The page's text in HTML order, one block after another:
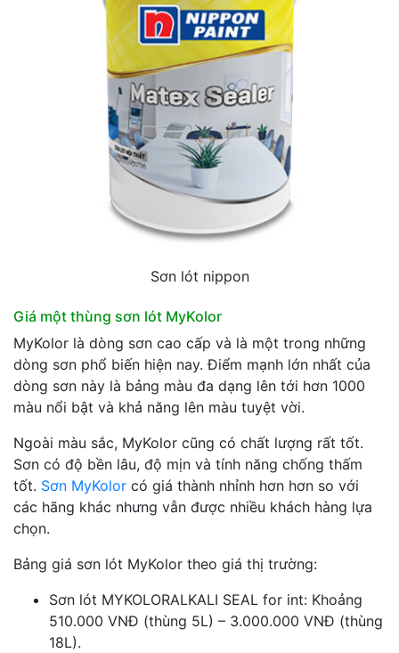
Sơn lót nippon
Giá một thùng sơn lót MyKolor
MyKolor là dòng sơn cao cấp và là một trong những
dòng sơn phổ biến hiện nay. Điểm mạnh lớn nhất của
dòng sơn này là bảng màu đa dạng lên tới hơn 1000
màu nổi bật và khả năng lên màu tuyệt vời.
Ngoài màu sắc, MyKolor cũng có chất lượng rất tốt.
Sơn có độ bền lâu, độ mịn và tính năng chống thấm
tốt. Sơn MyKolor có giá thành nhỉnh hơn hơn so với
các hãng khác nhưng vẫn được nhiều khách hàng lựa
chọn.
Bảng giá sơn lót MyKolor theo giá thị trường:
Sơn lót MYKOLORALKALI SEAL for int: Khoảng
510.000 VNĐ (thùng 5L) – 3.000.000 VNĐ (thùng
18L).